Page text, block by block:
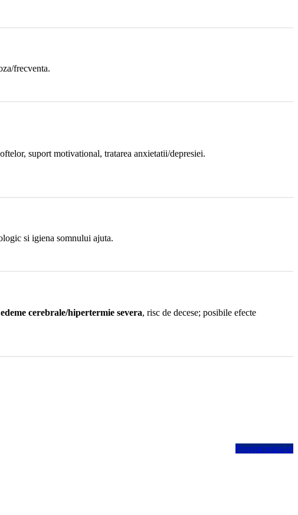
frecventa.
suport motivational, tratarea anxietatii/depresiei.
si igiena somnului ajuta.
cerebrale/hipertermie severa, risc de decese; posibile efecte
Programeaza-te